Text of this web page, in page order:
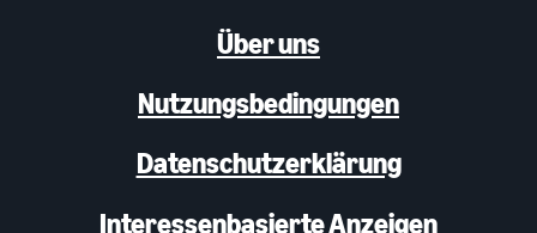
Über uns
Nutzungsbedingungen
Datenschutzerklärung
Interessenbasierte Anzeigen